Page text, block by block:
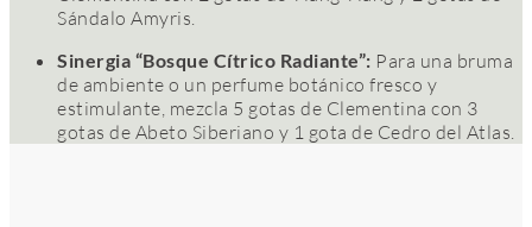
Sándalo Amyris.
Sinergia “Bosque Cítrico Radiante”: Para una bruma
de ambiente o un perfume botánico fresco y
estimulante, mezcla 5 gotas de Clementina con 3
gotas de Abeto Siberiano y 1 gota de Cedro del Atlas.